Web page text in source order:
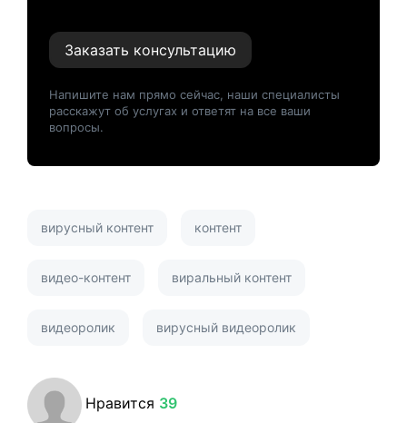
Заказать консультацию
Напишите нам прямо сейчас, наши специалисты
расскажут об услугах и ответят на все ваши
вопросы.
вирусный контент контент
видео-контент виральный контент
видеоролик вирусный видеоролик
Нравится 39